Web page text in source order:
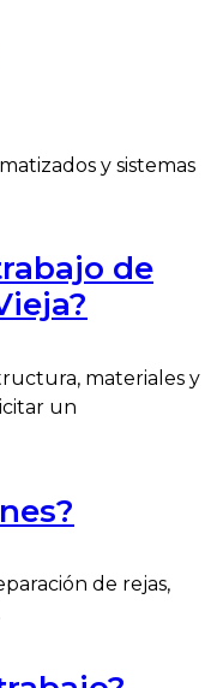
y sistemas
de
materiales y
un
de rejas,